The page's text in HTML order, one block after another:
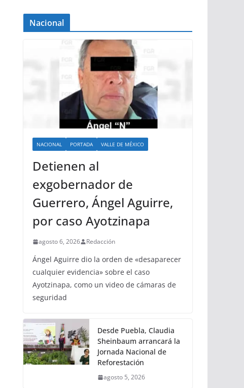
Nacional
NACIONAL PORTADA VALLE DE MÉXICO
Detienen al
exgobernador de
Guerrero, Ángel Aguirre,
por caso Ayotzinapa
agosto 6, 2026 Redacción
Ángel Aguirre dio la orden de «desaparecer
cualquier evidencia» sobre el caso
Ayotzinapa, como un video de cámaras de
seguridad
Desde Puebla, Claudia
Sheinbaum arrancará la
Jornada Nacional de
Reforestación
agosto 5, 2026